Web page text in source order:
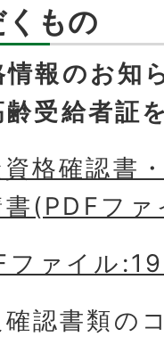
もの
報のお知
受給者証
格確認書
書(PDFフ
ファイル
認書類の